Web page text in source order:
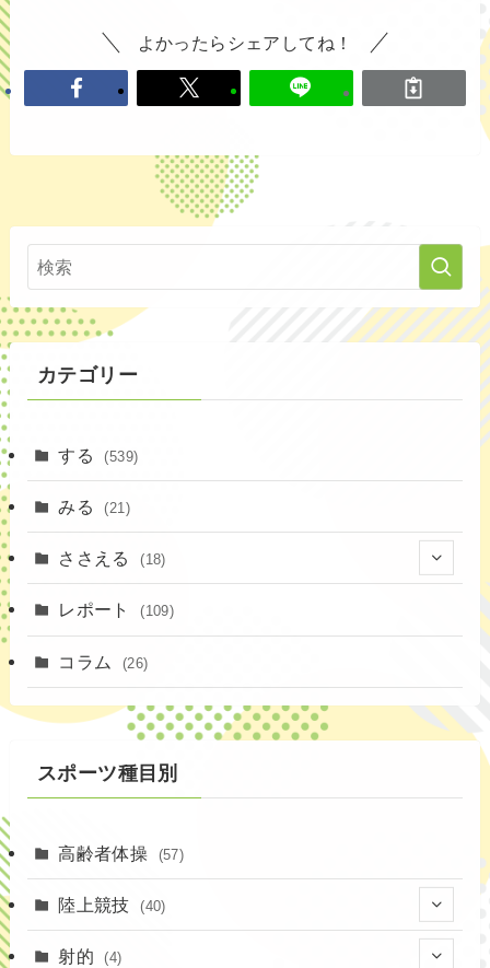
よかったらシェアしてね！
カテゴリー
する (539)
みる (21)
ささえる (18)
(4)
(1)
レポート (109)
コラム (26)
スポーツ種目別
高齢者体操 (57)
陸上競技 (40)
射的 (4)